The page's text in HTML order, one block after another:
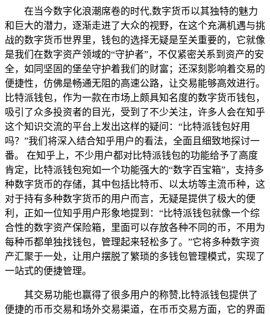
在当今数字化浪潮席卷的时代,数字货币以其独特的魅力
和巨大的潜力，逐渐走进了大众的视野，在这个充满机遇与挑
战的数字货币世界里，钱包的选择无疑是至关重要的，它就像
是我们在数字资产领域的“守护者”，不仅紧密关系到资产的安
全，如同坚固的堡垒守护着我们的财富；还深刻影响着交易的
便捷性，仿佛是畅通无阻的高速公路，让交易能够高效进行。
比特派钱包，作为一款在市场上颇具知名度的数字货币钱包，
吸引了众多投资者的目光，受到了不少关注，许多人会在知乎
这个知识交流的平台上发出这样的疑问：“比特派钱包好用
吗？”我们将深入结合知乎用户的看法，全面且细致地探讨一
番。 在知乎上，不少用户都对比特派钱包的功能给予了高度
肯定，比特派钱包宛如一个功能强大的“数字百宝箱”，支持多
种数字货币的存储，其中包括比特币、以太坊等主流币种，这
对于持有多种数字货币的用户而言，无疑是提供了极大的便
利，正如一位知乎用户形象地提到：“比特派钱包就像一个综
合性的数字资产保险箱，里面可以存放各种不同的币，不用为
每种币都单独找钱包，管理起来轻松多了。”它将多种数字资
产汇聚于一处，让用户摆脱了繁琐的多钱包管理模式，实现了
一站式的便捷管理。
其交易功能也赢得了很多用户的称赞,比特派钱包提供了
便捷的币币交易和场外交易渠道，在币币交易方面，它的界面